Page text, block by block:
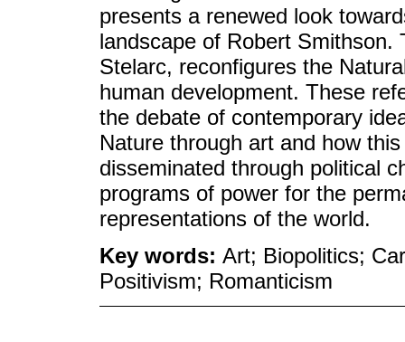
presents a renewed look
landscape of Robert
Stelarc, reconfigures the
human development. These
the debate of contemporary
Nature through art and how
disseminated through political
programs of power for the
representations of the world.
Key words: Art; Biopolitics;
Positivism; Romanticism